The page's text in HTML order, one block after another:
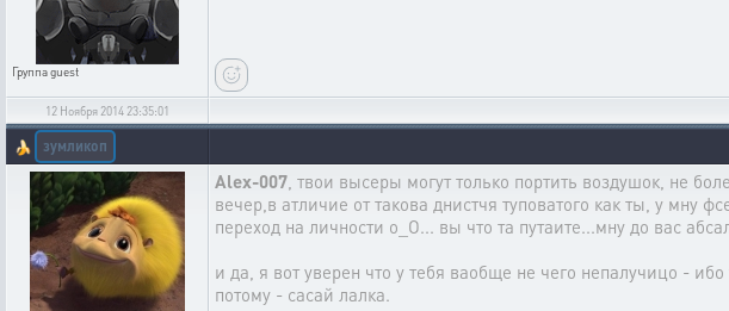
Группаguest
12 Ноября 2014 23:35:01
🍌 зумликоп
Alex-007, твои высеры могут только портить воздушок, не
вечер,в атличие от такова днистчя туповатого как ты, у мну
переход на личности о_О... вы что та путаите...мну до вас
и да, я вот уверен что у тебя ваобще не чего непалучицо - ибо
потому - сасай лалка.